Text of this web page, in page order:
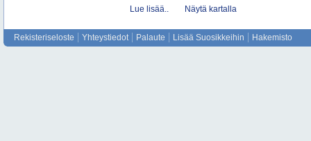
Lue lisää..
Näytä kartalla
Rekisteriseloste Yhteystiedot Palaute Lisää Suosikkeihin Hakemisto